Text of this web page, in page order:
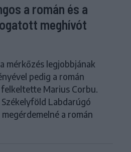
a román és a
meghívót
mérkőzés legjobbjának
pedig a román
Marius Corbu.
Labdarúgó
a román